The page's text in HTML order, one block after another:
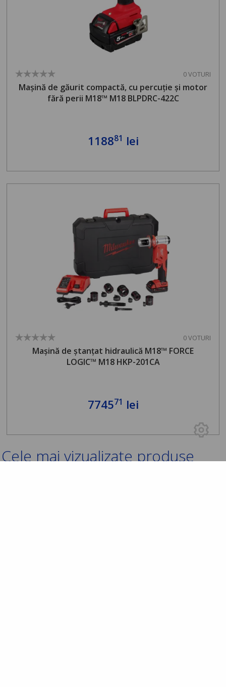
0 VOTURI
Mașină de găurit compactă, cu percuție și motor
fără perii M18™ M18 BLPDRC-422C
118881 lei
0 VOTURI
Mașină de ștanțat hidraulică M18™ FORCE
LOGIC™ M18 HKP-201CA
774571 lei
Cele mai vizualizate produse